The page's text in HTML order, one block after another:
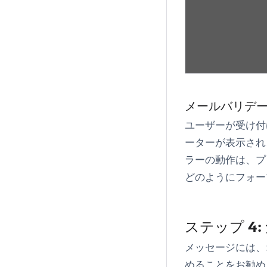
メールバリデ
ユーザーが受け
ーターが表示さ
ラーの動作は、
どのようにフォ
ステップ 4:
メッセージには